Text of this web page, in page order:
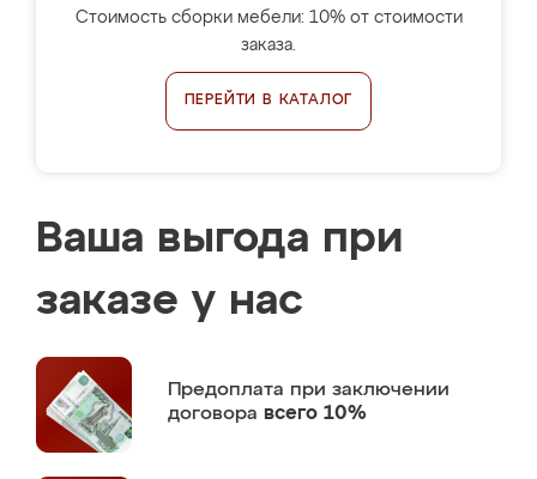
Стоимость сборки мебели: 10% от стоимости
заказа.
ПЕРЕЙТИ В КАТАЛОГ
Ваша выгода при
заказе у нас
Предоплата при заключении
договора всего 10%